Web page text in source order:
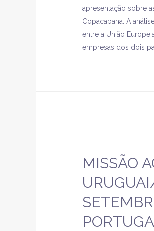
apresentação sobre
Copacabana. A
entre a União
empresas dos dois
MISSÃO